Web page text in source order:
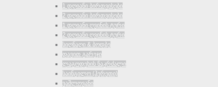
1 დღიანი ბირთვისები
2 დღიანი ბირთვისები
1 დღიანი ღვინის ტური
2 დღიანი ღვინის ტური
სიღნაღი & ბოდბე
დავით გარეჯი
ლაგოდეხის ნაკრძალი
საინგილო (ჰერეთი)
ვაშლოვანი